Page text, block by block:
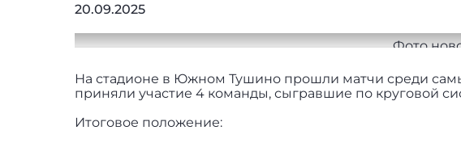
20.09.2025
На стадионе в Южном Тушино прошли матчи среди
приняли участие 4 команды, сыгравшие по круговой
Итоговое положение: